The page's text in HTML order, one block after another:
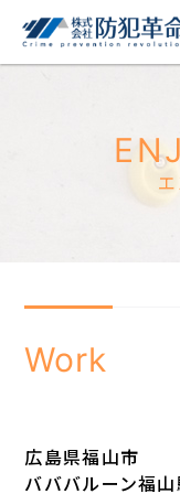
Work
広島県福山市
バババルーン福